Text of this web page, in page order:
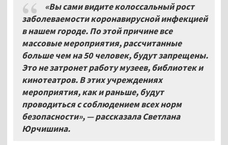
«Вы сами видите колоссальный рост
заболеваемости коронавирусной инфекцией
в нашем городе. По этой причине все
массовые мероприятия, рассчитанные
больше чем на 50 человек, будут запрещены.
Это не затронет работу музеев, библиотек и
кинотеатров. В этих учреждениях
мероприятия, как и раньше, будут
проводиться с соблюдением всех норм
безопасности», — рассказала Светлана
Юрчишина.